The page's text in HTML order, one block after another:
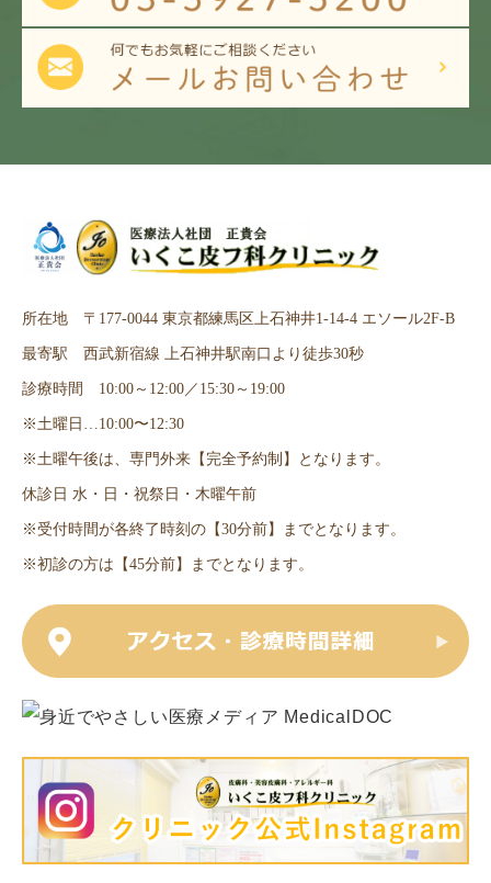
所在地 〒177-0044 東京都練馬区上石神井1-14-4 エソール2F-B
最寄駅 西武新宿線 上石神井駅南口より徒歩30秒
診療時間 10:00～12:00／15:30～19:00
※土曜日…10:00〜12:30
※土曜午後は、専門外来【完全予約制】となります。
休診日 水・日・祝祭日・木曜午前
※受付時間が各終了時刻の【30分前】までとなります。
※初診の方は【45分前】までとなります。